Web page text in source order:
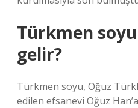
Türkmen
gelir?
Türkmen soyu, Oğuz
edilen efsanevi Oğuz